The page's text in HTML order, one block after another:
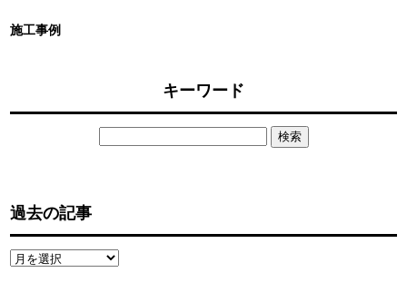
施工事例
キーワード
過去の記事
過